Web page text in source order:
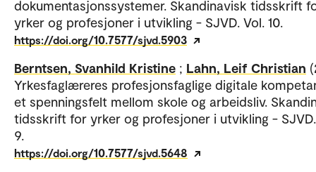
dokumentasjonssystemer. Skandinavisk tidsskrift
yrker og profesjoner i utvikling - SJVD. Vol. 10.
https://doi.org/10.7577/sjvd.5903
Berntsen, Svanhild Kristine ; Lahn, Leif Christian
Yrkesfaglæreres profesjonsfaglige digitale
et spenningsfelt mellom skole og arbeidsliv.
tidsskrift for yrker og profesjoner i utvikling -
9.
https://doi.org/10.7577/sjvd.5648